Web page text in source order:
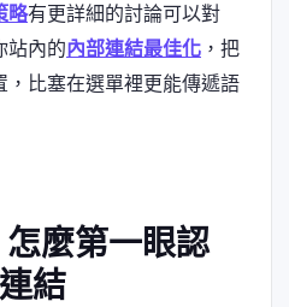
略有更詳細的討論可以對
站內的內部連結最佳化 ，把
比塞在選單裡更能傳遞語
麼第一眼認
結